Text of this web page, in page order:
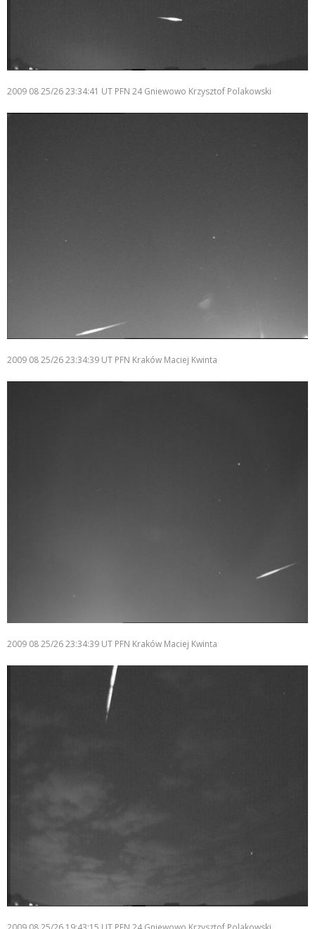
2009 08 25/26 23:34:41 UT PFN 24 Gniewowo Krzysztof Polakowski
2009 08 25/26 23:34:39 UT PFN Kraków Maciej Kwinta
2009 08 25/26 23:34:39 UT PFN Kraków Maciej Kwinta